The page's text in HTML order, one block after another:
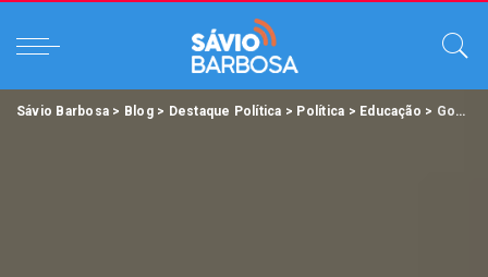
Sávio Barbosa > Blog> Destaque Política > Política > Educação > Governo entrega Instituto Bom Pastor reestruturado e ampliado em Ananindeua.